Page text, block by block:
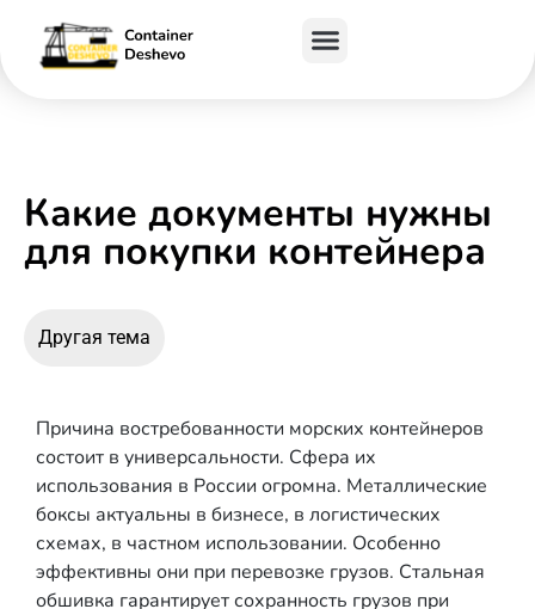
Какие документы нужны
для покупки контейнера
Другая тема
Причина востребованности морских контейнеров
состоит в универсальности. Сфера их
использования в России огромна. Металлические
боксы актуальны в бизнесе, в логистических
схемах, в частном использовании. Особенно
эффективны они при перевозке грузов. Стальная
обшивка гарантирует сохранность грузов при